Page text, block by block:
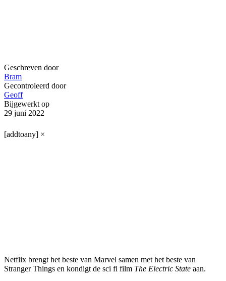
Geschreven door
Bram
Gecontroleerd door
Geoff
Bijgewerkt op
29 juni 2022
[addtoany] ×
Netflix brengt het beste van Marvel samen met het beste van
Stranger Things en kondigt de sci fi film The Electric State aan.